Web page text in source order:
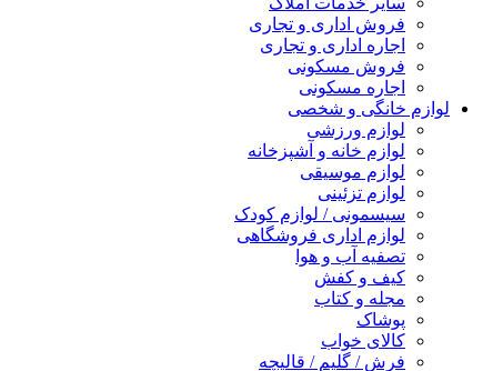
فروش اداری و تجاری
اجاره اداری و تجاری
فروش مسکونی
اجاره مسکونی
لوازم خانگی و شخصی
لوازم ورزشی
لوازم خانه و آشپزخانه
لوازم موسیقی
لوازم تزئینی
سیسمونی / لوازم کودک
لوازم اداری فروشگاهی
تصفیه آب و هوا
کیف و کفش
مجله و کتاب
پوشاک
کالای خواب
فرش / گلیم / قالیچه